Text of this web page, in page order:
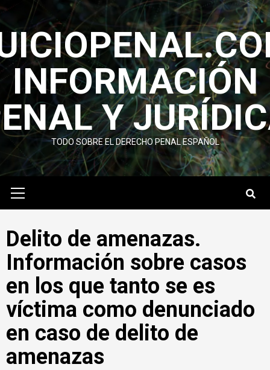
Saltar
al
contenido
INFORMACIÓN
Y
TODO SOBRE EL DERECHO PENAL ESPAÑOL
primario
Delito de amenazas.
Información sobre casos
en los que tanto se es
víctima como denunciado
en caso de delito de
amenazas